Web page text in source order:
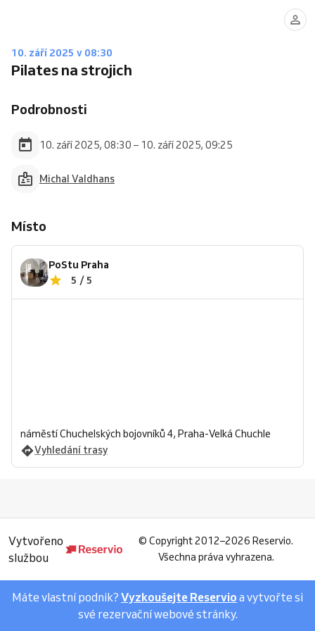
10. září 2025 v 08:30
Pilates na strojich
Podrobnosti
10. září 2025, 08:30 – 10. září 2025, 09:25
Michal Valdhans
Místo
PoStu Praha
5 / 5
náměstí Chuchelských bojovníků 4, Praha-Velká Chuchle
Vyhledání trasy
Vytvořeno
službou
© Copyright 2012–2026 Reservio.
Všechna práva vyhrazena.
Máte vlastní podnik? Vyzkoušejte Reservio a vytvořte si
své rezervační webové stránky.